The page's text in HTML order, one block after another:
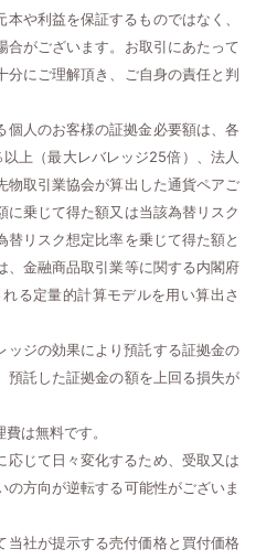
や利益を保証するものではなく、
合がございます。お取引にあたって
分にご理解頂き、ご自身の責任と判
人のお客様の証拠金必要額は、各
上（最大レバレッジ25倍）、法人
物取引業協会が算出した通貨ペアご
に乗じて得た額又は当該為替リスク
リスク想定比率を乗じて得た額と
、金融商品取引業等に関する内閣府
る定量的計算モデルを用い算出さ
ジの効果により預託する証拠金の
預託した証拠金の額を上回る損失が
は無料です。
じて日々変化するため、受取又は
方向が逆転する可能性がございま
社が提示する売付価格と買付価格